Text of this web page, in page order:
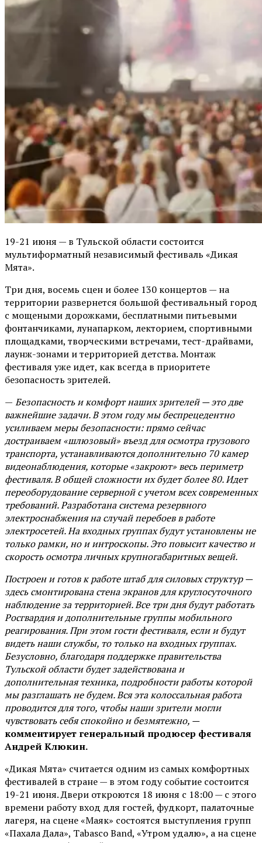
19-21 июня — в Тульской области состоится
мультиформатный независимый фестиваль «Дикая
Мята».
Три дня, восемь сцен и более 130 концертов — на
территории развернется большой фестивальный город
с мощеными дорожками, бесплатными питьевыми
фонтанчиками, лунапарком, лекторием, спортивными
площадками, творческими встречами, тест-драйвами,
лаунж-зонами и территорией детства. Монтаж
фестиваля уже идет, как всегда в приоритете
безопасность зрителей.
— Безопасность и комфорт наших зрителей — это две
важнейшие задачи. В этом году мы беспрецедентно
усиливаем меры безопасности: прямо сейчас
достраиваем «шлюзовый» въезд для осмотра грузового
транспорта, устанавливаются дополнительно 70 камер
видеонаблюдения, которые «закроют» весь периметр
фестиваля. В общей сложности их будет более 80. Идет
переоборудование серверной с учетом всех современных
требований. Разработана система резервного
электроснабжения на случай перебоев в работе
электросетей. На входных группах будут установлены не
только рамки, но и интроскопы. Это повысит качество и
скорость осмотра личных крупногабаритных вещей.
Построен и готов к работе штаб для силовых структур —
здесь смонтирована стена экранов для круглосуточного
наблюдение за территорией. Все три дня будут работать
Росгвардия и дополнительные группы мобильного
реагирования. При этом гости фестиваля, если и будут
видеть наши службы, то только на входных группах.
Безусловно, благодаря поддержке правительства
Тульской области будет задействована и
дополнительная техника, подробности работы которой
мы разглашать не будем. Вся эта колоссальная работа
проводится для того, чтобы наши зрители могли
чувствовать себя спокойно и безмятежно, —
комментирует генеральный продюсер фестиваля
Андрей Клюкин.
«Дикая Мята» считается одним из самых комфортных
фестивалей в стране — в этом году событие состоится
19-21 июня. Двери откроются 18 июня с 18:00 — с этого
времени работу вход для гостей, фудкорт, палаточные
лагеря, на сцене «Маяк» состоятся выступления групп
«Пахала Дала», Tabasco Band, «Утром удалю», а на сцене